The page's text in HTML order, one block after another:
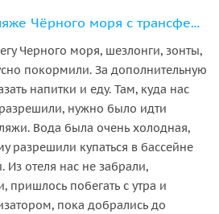
Шиле — отдых на пляже Чёрного моря с трансфером из Стамбула
Черного моря, шезлонги, зонты,
покормили. За дополнительную
напитки и еду. Там, куда нас
нужно было идти
Вода была очень холодная,
разрешили купаться в бассейне
Из отеля нас не забрали,
пришлось побегать с утра и
пока добрались до